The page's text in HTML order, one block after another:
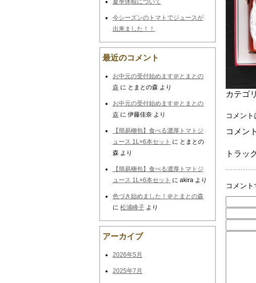
カテゴ
コメン
コメン
トラッ
コメント
夏季休暇について
今シーズンのトマトでジュースが
出来ました！！
最近のコメント
お中元の受付始めます＠とまとの
森 に とまとの森 より
お中元の受付始めます＠とまとの
森 に 伊藤佳奈 より
【簡易梱包】食べる濃厚トマトジ
ュース 1L×6本セット に とまとの
森 より
【簡易梱包】食べる濃厚トマトジ
ュース 1L×6本セット に akira より
色づき始めました！＠とまとの森
に 松浦峰子 より
アーカイブ
2026年5月
2025年7月